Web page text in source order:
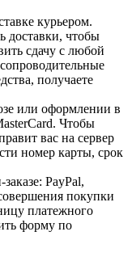
курьером.
доставки, чтобы
сдачу с любой
получаете
или оформлении в
Чтобы
вас на сервер
номер карты, срок
PayPal,
покупки
платежного
форму по